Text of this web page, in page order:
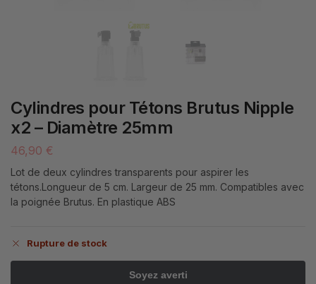
Cylindres pour Tétons Brutus Nipple
x2 – Diamètre 25mm
46,90 €
Lot de deux cylindres transparents pour aspirer les
tétons.Longueur de 5 cm. Largeur de 25 mm. Compatibles avec
la poignée Brutus. En plastique ABS
Rupture de stock